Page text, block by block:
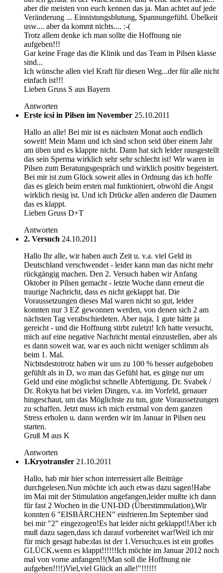
aber die meisten von euch kennen das ja. Man achtet auf jede
Veränderung ... Einnistungsblutung, Spannungefühl. Übelkeit
usw.... aber da kommt nichts.... :-(
Trotz allem denke ich man sollte die Hoffnung nie
aufgeben!!!
Gar keine Frage das die Klinik und das Team in Pilsen klasse
sind...
Ich wünsche allen viel Kraft für diesen Weg...der für alle nicht
einfach ist!!!
Lieben Gruss S aus Bayern
Antworten
Erste icsi in Pilsen im November 25.10.2011
Hallo an alle! Bei mir ist es nächsten Monat auch endlich
soweit! Mein Mann und ich sind schon seid über einem Jahr
am üben und es klappte nicht. Dann hat sich leider rausgestellt
das sein Sperma wirklich sehr sehr schlecht ist! Wir waren in
Pilsen zum Beratungsgespräch und wirklich positiv begeistert.
Bei mir ist zum Glück soweit alles in Ordnung das ich hoffe
das es gleich beim ersten mal funktioniert, obwohl die Angst
wirklich riesig ist. Und ich Drücke allen anderen die Daumen
das es klappt.
Lieben Gruss D+T
Antworten
2. Versuch 24.10.2011
Hallo Ihr alle, wir haben auch Zeit u. v.a. viel Geld in
Deutschland verschwendet - leider kann man das nicht mehr
rückgängig machen. Den 2. Versuch haben wir Anfang
Oktober in Pilsen gemacht - letzte Woche dann erneut die
traurige Nachricht, dass es nicht geklappt hat. Die
Voraussetzungen dieses Mal waren nicht so gut, leider
konnten nur 3 EZ gewonnen werden, von denen sich 2 am
nächsten Tag verabschiedeten. Aber naja, 1 gute hätte ja
gereicht - und die Hoffnung stirbt zuletzt! Ich hatte versucht,
mich auf eine negative Nachricht mental einzustellen, aber als
es dann soweit war, war es auch nicht weniger schlimm als
beim 1. Mal.
Nichtsdestotrotz haben wir uns zu 100 % besser aufgehoben
gefühlt als in D, wo man das Gefühl hat, es ginge nur um
Geld und eine möglichst schnelle Abfertigung. Dr. Svabek /
Dr. Rokyta hat bei vielen Dingen, v.a. im Vorfeld, genauer
hingeschaut, um das Möglichste zu tun, gute Voraussetzungen
zu schaffen. Jetzt muss ich mich erstmal von dem ganzen
Stress erholen u. dann werden wir im Januar in Pilsen neu
starten.
Gruß M aus K
Antworten
1.Kryotransfer 21.10.2011
Hallo, hab mir hier schon interressiert alle Beiträge
durchgelesen.Nun möchte ich auch etwas dazu sagen!Habe
im Mai mit der Stimulation angefangen,leider mußte ich dann
für fast 2 Wochen in die UNI-DD (Überstimmulation),Wir
konnten 6 "EISBÄRCHEN" einfrieren.Im September sind
bei mir "2" eingezogen!Es hat leider nicht geklappt!!Aber ich
muß dazu sagen,dass ich darauf vorbereitet war!Weil ich mir
für mich gesagt habe:das ist der 1.Versuch;u.es ist ein großes
GLÜCK,wenn es klappt!!!!!!Ich möchte im Januar 2012 noch
mal von vorne anfangen!!(Man soll die Hoffnung nie
aufgeben!!!!)Viel,viel Glück an alle!"!!!!!!